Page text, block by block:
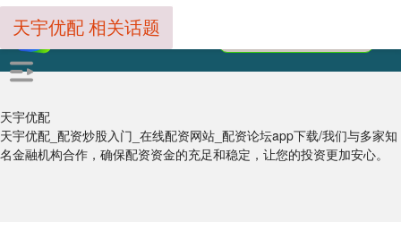
天宇优配
天宇优配_配资炒股入门_在线配资网站_配资论坛app下载/我们与多家知
名金融机构合作，确保配资资金的充足和稳定，让您的投资更加安心。
天宇优配 相关话题